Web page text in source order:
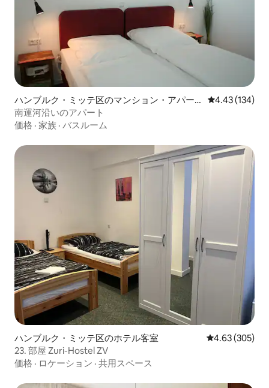
ハンブルク・ミッテ区のマンション・アパー
ト
レビュー134
4.43 (134)
南運河沿いのアパート
価格 · 家族 · バスルーム
ハンブルク・ミッテ区のホテル客室 レビュー305
4.63 (305)
23. 部屋 Zuri-Hostel ZV
価格 · ロケーション · 共用スペース